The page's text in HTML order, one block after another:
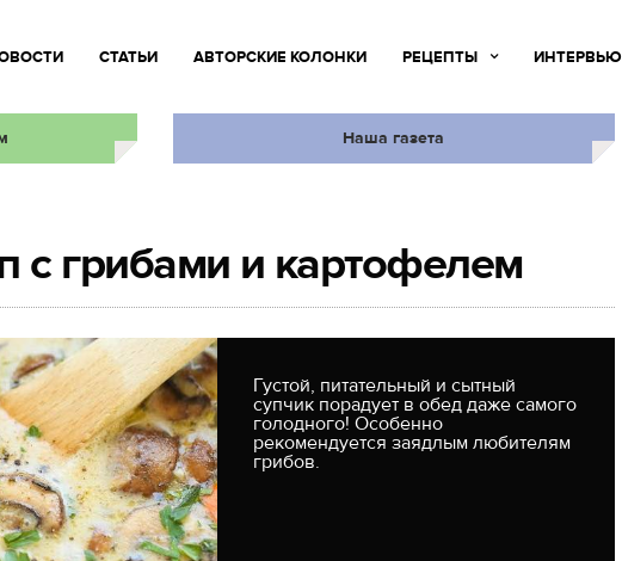
СТАТЬИ АВТОРСКИЕ КОЛОНКИ РЕЦЕПТЫ ИНТЕРВЬЮ
Наша газета
с грибами и картофелем
Густой, питательный и сытный
супчик порадует в обед даже самого
голодного! Особенно
рекомендуется заядлым любителям
грибов.